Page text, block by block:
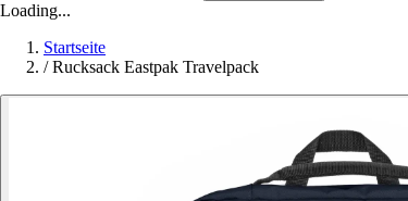
Loading...
Startseite
/ Rucksack Eastpak Travelpack